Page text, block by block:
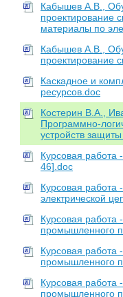
Кабышев А.В.,
проектирование
материалы по
Кабышев А.В.,
проектирование
Каскадное и
ресурсов.doc
Костерин В.А.,
Программно-
устройств
Курсовая работа
46].doc
Курсовая работа
электрической
Курсовая работа
промышленного
Курсовая работа
промышленного
Курсовая работа
промышленного